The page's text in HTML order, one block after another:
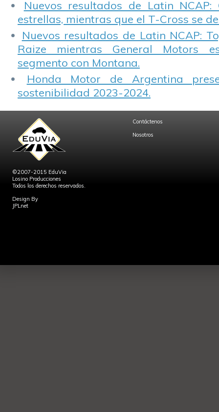
Nuevos resultados de Latin NCAP:
estrellas, mientras que el T-Cross se
Nuevos resultados de Latin NCAP:
Raize mientras General Motors
segmento con Montana.
Honda Motor de Argentina
sostenibilidad 2023-2024.
©2007-2015 EduVia
Losino Producciones
Todos los derechos reservados.
Design By
JPLnet
Contáctenos
Nosotros